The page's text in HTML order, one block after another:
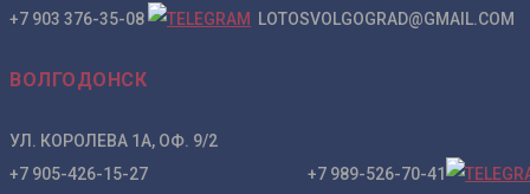
+7 903 376-35-08
LOTOSVOLGOGRAD@GMAIL.COM
ВОЛГОДОНСК
УЛ. КОРОЛЕВА 1А, ОФ. 9/2
+7 905-426-15-27 +7 989-526-70-41